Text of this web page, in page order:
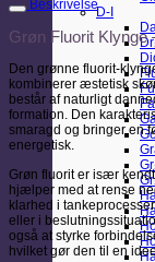
D-I
Beskrivelse
Grøn Fluorit Klynge
Den grønne fluorit-
kombinerer æstetisk
består af naturligt
formation. Den
smaragd og bringer en
energetisk.
Grøn fluorit er især
hjælper med at rense
klarhed i
eller i
også at styrke
hvilket gør den til en